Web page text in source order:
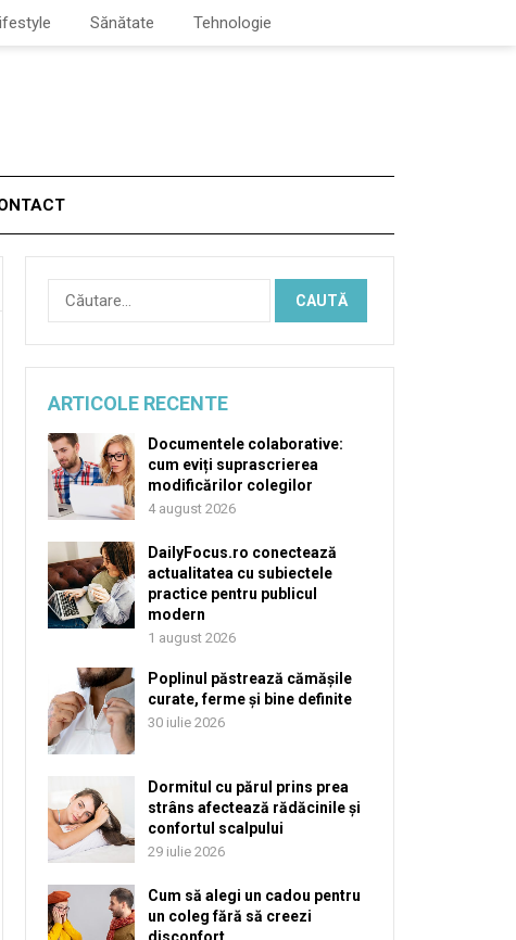
Sănătate Tehnologie
Caută
după:
ARTICOLE RECENTE
Documentele colaborative:
cum eviți suprascrierea
modificărilor colegilor
4 august 2026
DailyFocus.ro conectează
actualitatea cu subiectele
practice pentru publicul
modern
1 august 2026
Poplinul păstrează cămășile
curate, ferme și bine definite
30 iulie 2026
Dormitul cu părul prins prea
strâns afectează rădăcinile și
confortul scalpului
29 iulie 2026
Cum să alegi un cadou pentru
un coleg fără să creezi